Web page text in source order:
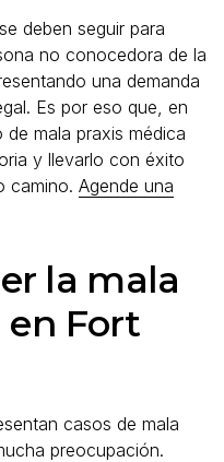
deben seguir para
no conocedora de la
una demanda
Es por eso que, en
mala praxis médica
y llevarlo con éxito
camino. Agende una
la mala
en Fort
casos de mala
preocupación.